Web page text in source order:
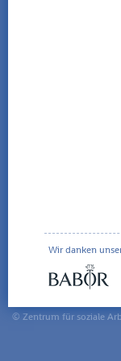
Wir danken
© Zentrum für soziale